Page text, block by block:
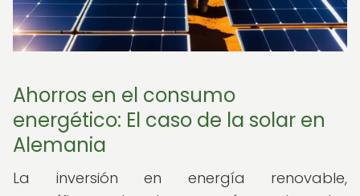
Ahorros en el consumo
energético: El caso de la solar en
Alemania
La inversión en energía renovable,